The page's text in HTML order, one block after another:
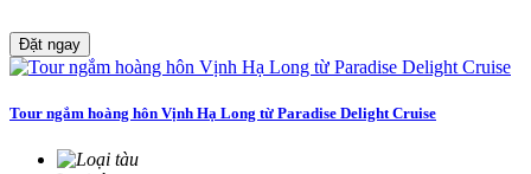
Đặt ngay
Tour ngắm hoàng hôn Vịnh Hạ Long từ Paradise Delight Cruise